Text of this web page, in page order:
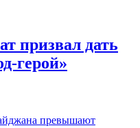
призвал дать
герой»